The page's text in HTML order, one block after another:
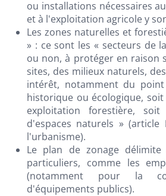
ou installations nécessaires
et à l'exploitation agricole y
Les zones naturelles et
» : ce sont les « secteurs de
ou non, à protéger en raison
sites, des milieux naturels,
intérêt, notamment du
historique ou écologique,
exploitation forestière,
d'espaces naturels » (article
l'urbanisme).
Le plan de zonage délimite
particuliers, comme les
(notamment pour la
d'équipements publics).